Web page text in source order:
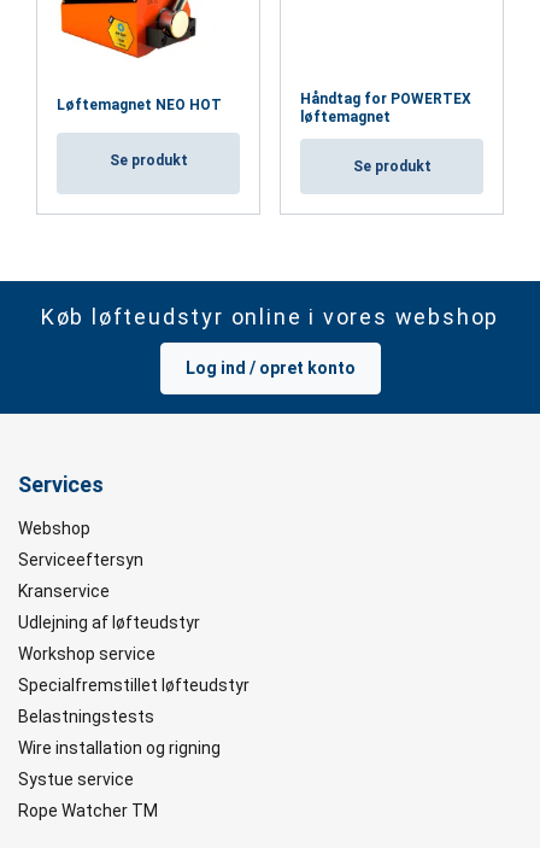
Løftemagnet NEO HOT
Se produkt
Håndtag for POWERTEX
løftemagnet
Se produkt
Køb løfteudstyr online i vores webshop
Log ind / opret konto
Services
Webshop
Serviceeftersyn
Kranservice
Udlejning af løfteudstyr
Workshop service
Specialfremstillet løfteudstyr
Belastningstests
Wire installation og rigning
Systue service
Rope Watcher TM